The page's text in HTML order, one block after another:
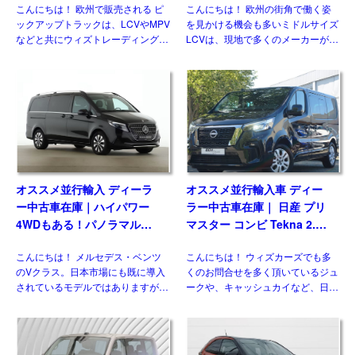
ドル
こんにちは！ 欧州で販売される ピ
ックアップトラックは、LCVやMPV
などと共にウィズトレーディング
イラックスに続 […]
3人乗り6MT 右ハンドル
こんにちは！ 欧州の街角で働く姿
を見かける機会も多いミドルサイズ
LCVは、現地で多くのメーカーがラ
日本市場にひとつも正規導入されて
おりません。そのなかでも欧州で高
い評価を得ている国産メーカ […]
オススメ並行輸入 ディーラ
ー中古車在庫｜ハイパワー
4WDもある！パノラマルー
ス V300d アバンギャルド ロ
ング 4Matic 9G-Tronic 左ハ
ンドル
こんにちは！ メルセデス・ベンツ
のVクラス。日本市場にも既に導入
されているモデルではありますが、
的な仕様があるのをご存じですか？
新世代ダウンサイジングユニットに
統一、クラス最強となるパワ […]
オススメ並行輸入車 ディー
ラー中古車在庫｜ 日産 プリ
マスター コンビ Tekna 2.0
ハンドル
こんにちは！ ウィズカーズでも多
くのお問合せを多く頂いているジュ
ークや、キャッシュカイなど、日本
のLCV、NV300（NISSAN NV300